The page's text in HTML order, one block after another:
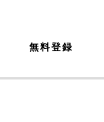
無料登録